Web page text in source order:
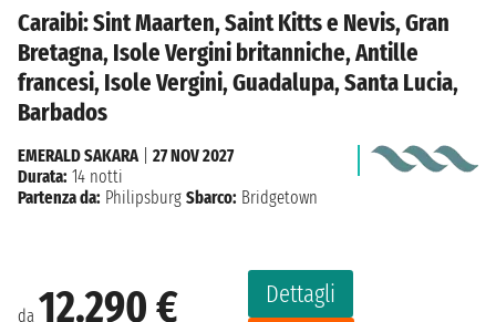
Caraibi: Sint Maarten, Saint Kitts e Nevis, Gran
Bretagna, Isole Vergini britanniche, Antille
francesi, Isole Vergini, Guadalupa, Santa Lucia,
Barbados
da 12.290 € Dettagli
EMERALD SAKARA| 27 NOV 2027
Durata: 14 notti
Partenza da: Philipsburg Sbarco: Bridgetown